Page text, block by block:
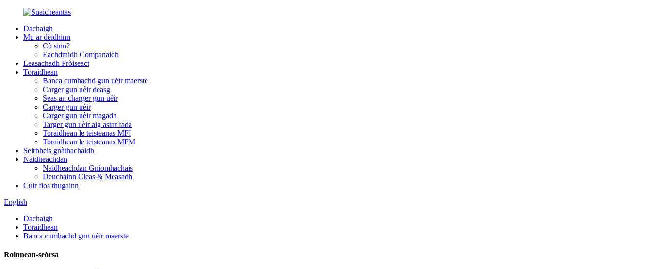
Dachaigh
Mu ar deidhinn
Cò sinn?
Eachdraidh Companaidh
Leasachadh Pròiseact
Toraidhean
Banca cumhachd gun uèir maerste
Carger gun uèir deasg
Seas an charger gun uèir
Carger gun uèir
Carger gun uèir magadh
Targer gun uèir aig astar fada
Toraidhean le teisteanas MFI
Toraidhean le teisteanas MFM
Seirbheis gnàthachaidh
Naidheachdan
Naidheachdan Gnìomhachais
Deuchainn Cleas & Measadh
Cuir fios thugainn
English
Dachaigh
Toraidhean
Banca cumhachd gun uèir maerste
Roinnean-seòrsa